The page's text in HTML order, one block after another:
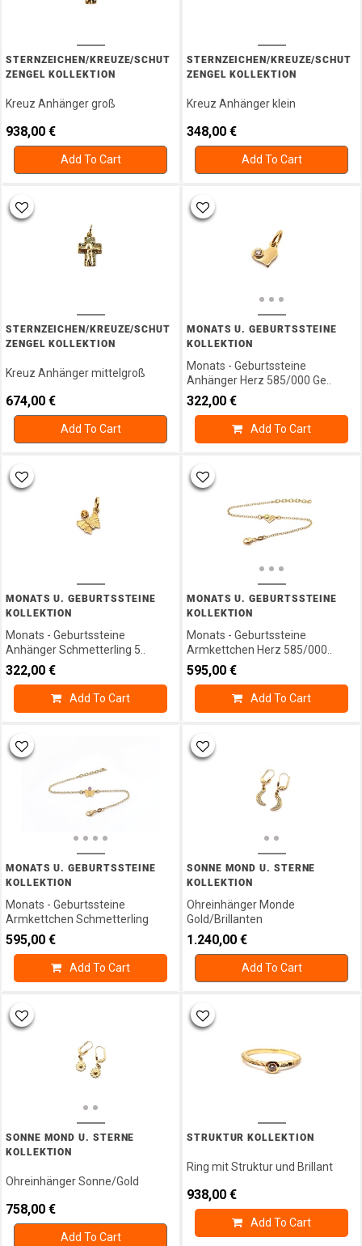
STERNZEICHEN/KREUZE/SCHUT
ZENGEL KOLLEKTION
Kreuz Anhänger groß
938,00 €
Add To Cart
STERNZEICHEN/KREUZE/SCHUT
ZENGEL KOLLEKTION
Kreuz Anhänger klein
348,00 €
Add To Cart
STERNZEICHEN/KREUZE/SCHUT
ZENGEL KOLLEKTION
Kreuz Anhänger mittelgroß
674,00 €
Add To Cart
MONATS U. GEBURTSSTEINE
KOLLEKTION
Monats - Geburtssteine
Anhänger Herz 585/000 Ge..
322,00 €
Add To Cart
MONATS U. GEBURTSSTEINE
KOLLEKTION
Monats - Geburtssteine
Anhänger Schmetterling 5..
322,00 €
Add To Cart
MONATS U. GEBURTSSTEINE
KOLLEKTION
Monats - Geburtssteine
Armkettchen Herz 585/000..
595,00 €
Add To Cart
MONATS U. GEBURTSSTEINE
KOLLEKTION
Monats - Geburtssteine
Armkettchen Schmetterling
595,00 €
Add To Cart
SONNE MOND U. STERNE
KOLLEKTION
Ohreinhänger Monde
Gold/Brillanten
1.240,00 €
Add To Cart
SONNE MOND U. STERNE
KOLLEKTION
Ohreinhänger Sonne/Gold
758,00 €
Add To Cart
STRUKTUR KOLLEKTION
Ring mit Struktur und Brillant
938,00 €
Add To Cart